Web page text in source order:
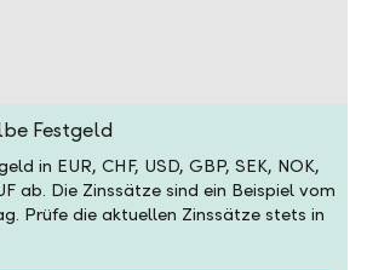
Festgeld
in EUR, CHF, USD, GBP, SEK, NOK,
ab. Die Zinssätze sind ein Beispiel vom
Prüfe die aktuellen Zinssätze stets in